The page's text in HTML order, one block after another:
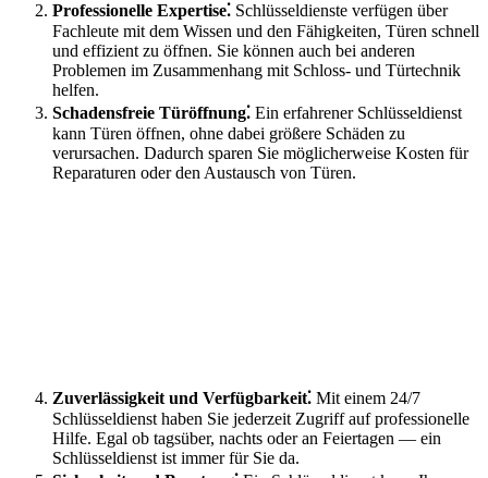
Professionelle Expertise⁚ Schlüsseldienste verfügen über
Fachleute mit dem Wissen und den Fähigkeiten, Türen schnell
und effizient zu öffnen. Sie können auch bei anderen
Problemen im Zusammenhang mit Schloss- und Türtechnik
helfen.​
Schadensfreie Türöffnung⁚ Ein erfahrener Schlüsseldienst
kann Türen öffnen, ohne dabei größere Schäden zu
verursachen.​ Dadurch sparen Sie möglicherweise Kosten für
Reparaturen oder den Austausch von Türen.​
Zuverlässigkeit und Verfügbarkeit⁚ Mit einem 24/7
Schlüsseldienst haben Sie jederzeit Zugriff auf professionelle
Hilfe.​ Egal ob tagsüber, nachts oder an Feiertagen — ein
Schlüsseldienst ist immer für Sie da.